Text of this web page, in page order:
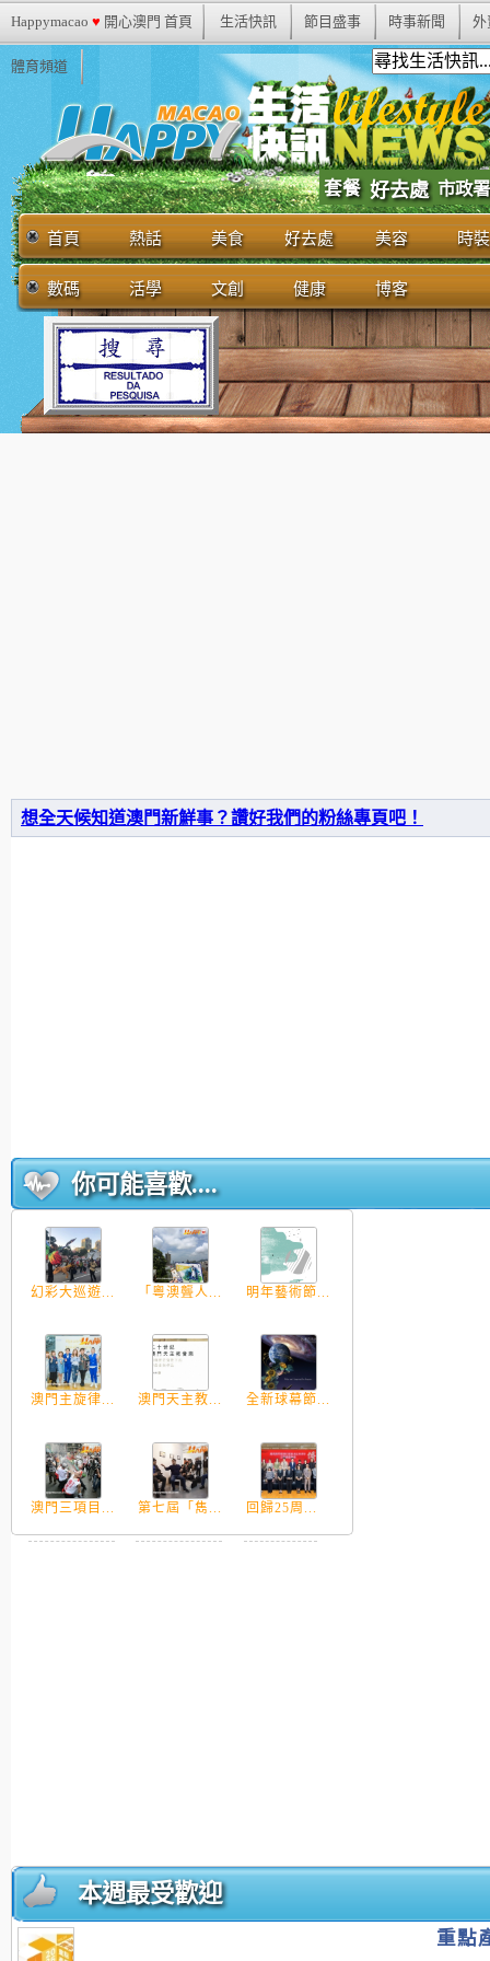
Happymacao ♥ 開心澳門 首頁 生活快訊 節目盛事 時事新聞 外
體育頻道
套餐 好去處 市政署
首頁 熱話 美食 好去處 美容 時裝
數碼 活學 文創 健康 博客
想全天候知道澳門新鮮事？讚好我們的粉絲專頁吧！
你可能喜歡....
幻彩大巡遊... 「粵澳聾人... 明年藝術節...
澳門主旋律... 澳門天主教... 全新球幕節...
澳門三項目... 第七屆「雋... 回歸25周...
本週最受歡迎
重點